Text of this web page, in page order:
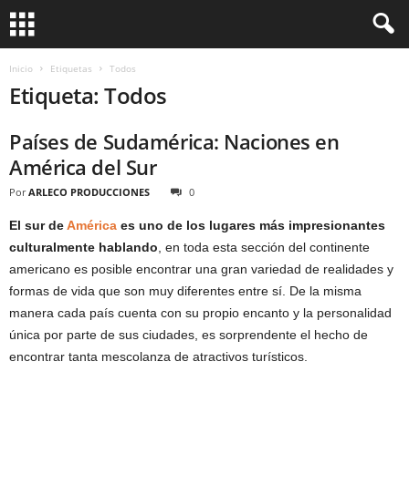
Inicio Etiquetas Todos
Etiqueta: Todos
Países de Sudamérica: Naciones en
América del Sur
Por ARLECO PRODUCCIONES 0
El sur deAmérica es uno de los lugares más impresionantes
culturalmente hablando , en toda esta sección del continente
americano es posible encontrar una gran variedad de realidades y
formas de vida que son muy diferentes entre sí. De la misma
manera cada país cuenta con su propio encanto y la personalidad
única por parte de sus ciudades, es sorprendente el hecho de
encontrar tanta mescolanza de atractivos turísticos.